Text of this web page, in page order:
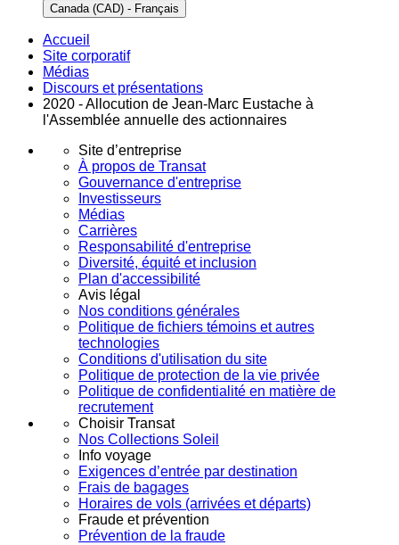
Canada (CAD) - Français
Accueil
Site corporatif
Médias
Discours et présentations
2020 - Allocution de Jean-Marc Eustache à
l'Assemblée annuelle des actionnaires
Site d’entreprise
À propos de Transat
Gouvernance d'entreprise
Investisseurs
Médias
Carrières
Responsabilité d'entreprise
Diversité, équité et inclusion
Plan d'accessibilité
Avis légal
Nos conditions générales
Politique de fichiers témoins et autres
technologies
Conditions d'utilisation du site
Politique de protection de la vie privée
Politique de confidentialité en matière de
recrutement
Choisir Transat
Nos Collections Soleil
Info voyage
Exigences d’entrée par destination
Frais de bagages
Horaires de vols (arrivées et départs)
Fraude et prévention
Prévention de la fraude